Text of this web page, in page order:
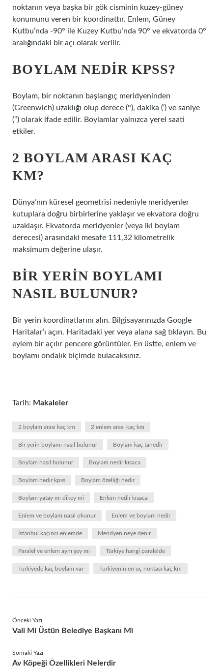
noktanın veya başka bir gök cisminin kuzey-güney
konumunu veren bir koordinattır. Enlem, Güney
Kutbu’nda -90° ile Kuzey Kutbu’nda 90° ve ekvatorda 0°
aralığındaki bir açı olarak verilir.
BOYLAM NEDIR KPSS?
Boylam, bir noktanın başlangıç ​​meridyeninden
(Greenwich) uzaklığı olup derece (°), dakika (‘) ve saniye
(“) olarak ifade edilir. Boylamlar yalnızca yerel saati
etkiler.
2 BOYLAM ARASI KAÇ
KM?
Dünya’nın küresel geometrisi nedeniyle meridyenler
kutuplara doğru birbirlerine yaklaşır ve ekvatora doğru
uzaklaşır. Ekvatorda meridyenler (veya iki boylam
derecesi) arasındaki mesafe 111,32 kilometrelik
maksimum değerine ulaşır.
BIR YERIN BOYLAMI
NASIL BULUNUR?
Bir yerin koordinatlarını alın. Bilgisayarınızda Google
Haritalar’ı açın. Haritadaki yer veya alana sağ tıklayın. Bu
eylem bir açılır pencere görüntüler. En üstte, enlem ve
boylamı ondalık biçimde bulacaksınız.
Tarih: Makaleler
2 boylam arası kaç km 2 enlem arası kaç km
Bir yerin boylamı nasıl bulunur Boylam kaç tanedir
Boylam nasıl bulunur Boylam nedir kısaca
Boylam nedir kpss Boylam özelliği nedir
Boylam yatay mı dikey mi Enlem nedir kısaca
Enlem ve boylam nasıl okunur Enlem ve boylam nedir
İstanbul kaçıncı enlemde Meridyen neye denir
Paralel ve enlem aynı şey mi Türkiye hangi paralelde
Türkiyede kaç boylam var Türkiyenin en uç noktası kaç km
Önceki Yazı
Vali Mi Üstün Belediye Başkanı Mi
Sonraki Yazı
Av Köpeği Özellikleri Nelerdir